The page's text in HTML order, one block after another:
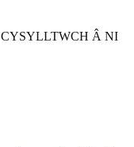
CYSYLLTWCH Â NI